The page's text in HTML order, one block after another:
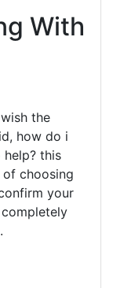
With
the
how do i
help? this
choosing
your